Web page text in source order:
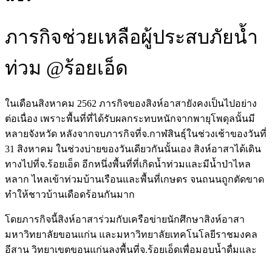
ภารกิจช่วยเหลือผู้ประสบภัยน้ำ
ท่วม @ร้อยเอ็ด
ในเดือนสิงหาคม 2562 ภารกิจของสิงห์อาสายังคงเป็นไปอย่าง
ต่อเนื่อง เพราะพื้นที่ที่ได้รับผลกระทบหนักจากพายุโพดุลนั้นมี
หลายจังหวัด หลังจากจบภารกิจที่จ.กาฬสินธุ์ในช่วงเช้าของวันที่
31 สิงหาคม ในช่วงบ่ายของวันเดียวกันนั้นเอง สิงห์อาสาได้เดิน
ทางไปที่จ.ร้อยเอ็ด อีกหนึ่งพื้นที่ที่เกิดน้ำท่วมและมีน้ำป่าไหล
หลาก ไหลเข้าท่วมบ้านเรือนและพื้นที่เกษตร จนถนนถูกตัดขาด
ทำให้ชาวบ้านเดือดร้อนกันมาก
โดยภารกิจนี้สิงห์อาสาร่วมกับเครือข่ายนักศึกษาสิงห์อาสา
มหาวิทยาลัยขอนแก่น และมหาวิทยาลัยเทคโนโลยีราชมงคล
อีสาน วิทยาเขตขอนแก่นลงพื้นที่จ.ร้อยเอ็ดเพื่อมอบน้ำดื่มและ